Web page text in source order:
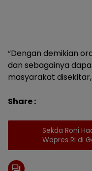
“Dengan demikian
dan sebagainya
masyarakat
Share :
Sekda Roni
Wapres RI di